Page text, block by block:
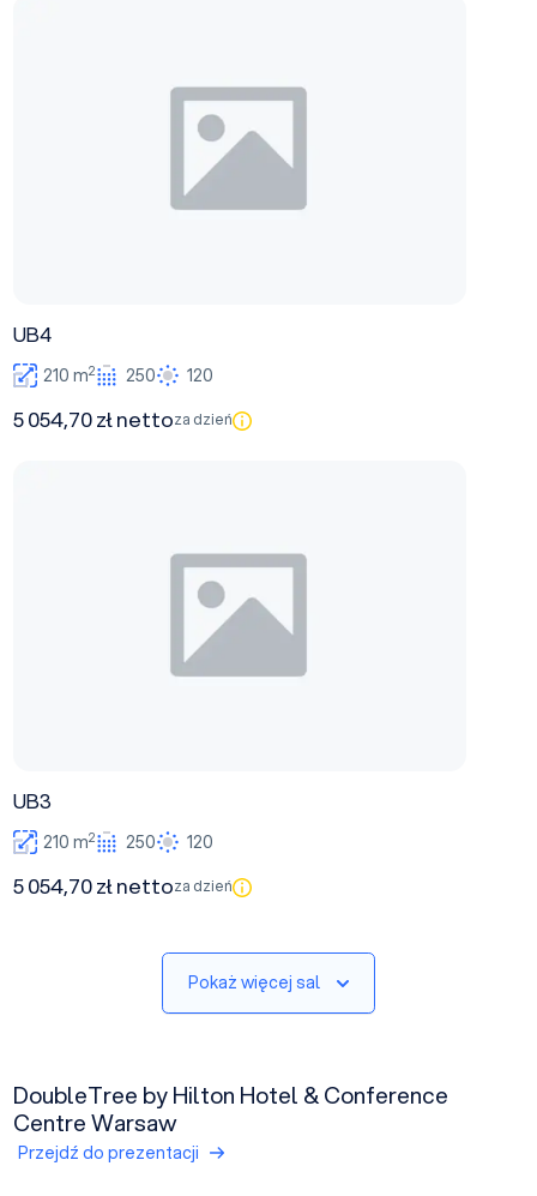
UB4
210 m2 250 120
5 054,70 zł nettoza dzień
UB3
210 m2 250 120
5 054,70 zł nettoza dzień
Pokaż więcej sal
DoubleTree by Hilton Hotel & Conference
Centre Warsaw
Przejdź do prezentacji